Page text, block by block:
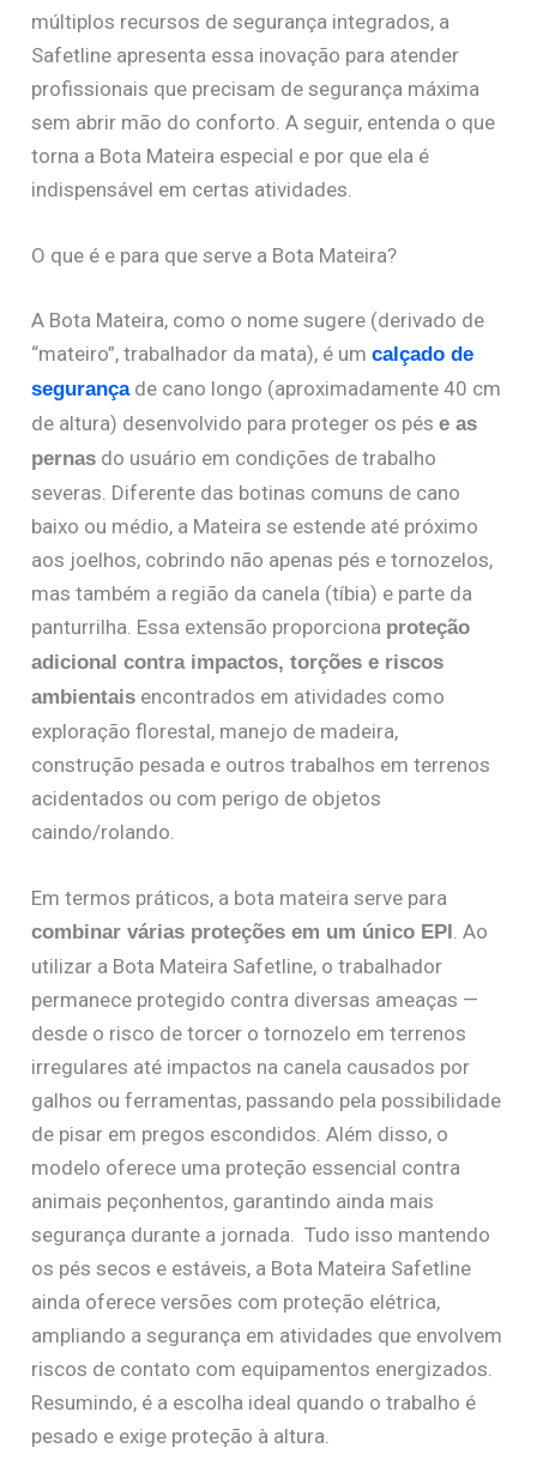
múltiplos recursos de segurança integrados, a
Safetline apresenta essa inovação para atender
profissionais que precisam de segurança máxima
sem abrir mão do conforto. A seguir, entenda o que
torna a Bota Mateira especial e por que ela é
indispensável em certas atividades.
O que é e para que serve a Bota Mateira?
A Bota Mateira, como o nome sugere (derivado de
“mateiro”, trabalhador da mata), é umcalçado de
segurançade cano longo (aproximadamente 40 cm
de altura) desenvolvido para proteger os pése as
pernas do usuário em condições de trabalho
severas. Diferente das botinas comuns de cano
baixo ou médio, a Mateira se estende até próximo
aos joelhos, cobrindo não apenas pés e tornozelos,
mas também a região da canela (tíbia) e parte da
panturrilha. Essa extensão proporciona proteção
adicional contra impactos, torções e riscos
ambientais encontrados em atividades como
exploração florestal, manejo de madeira,
construção pesada e outros trabalhos em terrenos
acidentados ou com perigo de objetos
caindo/rolando.
Em termos práticos, a bota mateira serve para
combinar várias proteções em um único EPI . Ao
utilizar a Bota Mateira Safetline, o trabalhador
permanece protegido contra diversas ameaças —
desde o risco de torcer o tornozelo em terrenos
irregulares até impactos na canela causados por
galhos ou ferramentas, passando pela possibilidade
de pisar em pregos escondidos. Além disso, o
modelo oferece uma proteção essencial contra
animais peçonhentos, garantindo ainda mais
segurança durante a jornada. Tudo isso mantendo
os pés secos e estáveis, a Bota Mateira Safetline
ainda oferece versões com proteção elétrica,
ampliando a segurança em atividades que envolvem
riscos de contato com equipamentos energizados.
Resumindo, é a escolha ideal quando o trabalho é
pesado e exige proteção à altura.